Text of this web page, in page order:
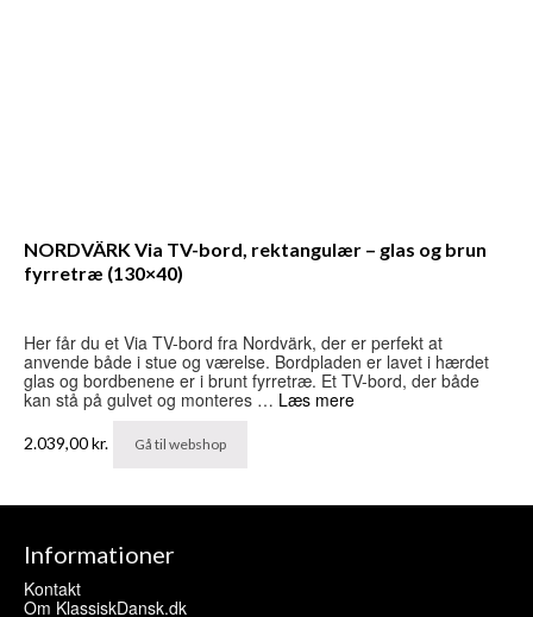
NORDVÄRK Via TV-bord, rektangulær – glas og brun
fyrretræ (130×40)
Her får du et Via TV-bord fra Nordvärk, der er perfekt at
anvende både i stue og værelse. Bordpladen er lavet i hærdet
glas og bordbenene er i brunt fyrretræ. Et TV-bord, der både
kan stå på gulvet og monteres … Læs mere
2.039,00kr. Gå til webshop
Informationer
Kontakt
Om KlassiskDansk.dk